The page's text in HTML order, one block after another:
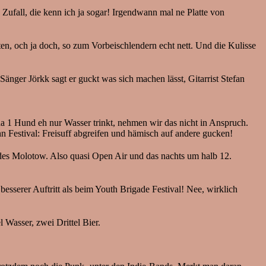
die kenn ich ja sogar! Irgendwann mal ne Platte von
och ja doch, so zum Vorbeischlendern echt nett. Und die Kulisse
Jörkk sagt er guckt was sich machen lässt, Gitarrist Stefan
1 Hund eh nur Wasser trinkt, nehmen wir das nicht in Anspruch.
Festival: Freisuff abgreifen und hämisch auf andere gucken!
Molotow. Also quasi Open Air und das nachts um halb 12.
Auftritt als beim Youth Brigade Festival! Nee, wirklich
Wasser, zwei Drittel Bier.